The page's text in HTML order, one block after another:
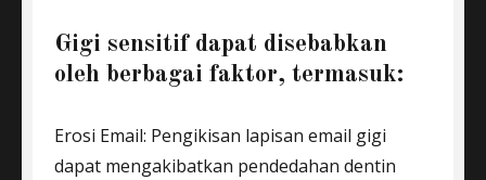
Gigi sensitif dapat disebabkan
oleh berbagai faktor, termasuk:
Erosi Email: Pengikisan lapisan email gigi
dapat mengakibatkan pendedahan dentin